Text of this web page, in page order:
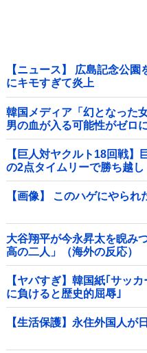
【ニュース】 広島記念公
にキモすぎて炎上
韓国メディア「幻となった
男の血が入る可能性がゼロ
【巨人対ヤクルト18回戦
の2点タイムリーで勝ち越
【画像】 このハゲにやら
大谷翔平が今永昇太を睨み
高の二人」（海外の反応）
【ヤバすぎ】韓国紙｢サッ
に負けると歴史的屈辱｣
【生活保護】永住外国人が